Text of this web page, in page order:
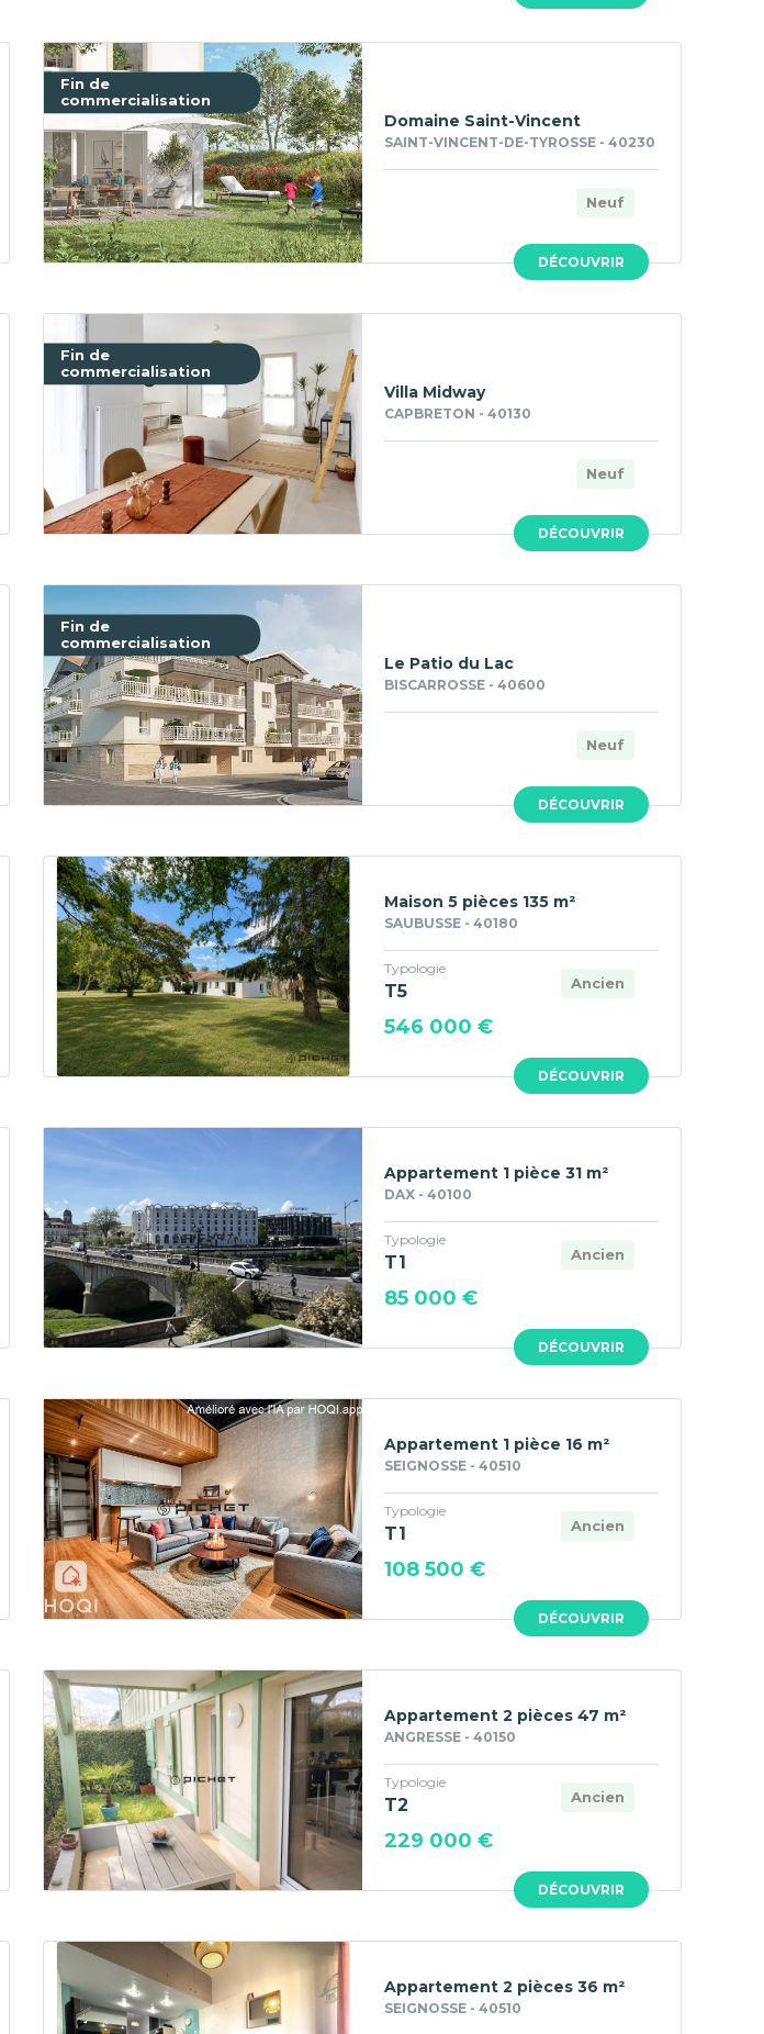
Fin de
commercialisation
DÉCOUVRIR
Domaine Saint-Vincent
SAINT-VINCENT-DE-TYROSSE - 40230
Neuf
Fin de
commercialisation
DÉCOUVRIR
Villa Midway
CAPBRETON - 40130
Neuf
Fin de
commercialisation
DÉCOUVRIR
Le Patio du Lac
BISCARROSSE - 40600
Neuf
DÉCOUVRIR
Maison 5 pièces 135 m²
SAUBUSSE - 40180
Ancien
Typologie
T5
546 000 €
DÉCOUVRIR
Appartement 1 pièce 31 m²
DAX - 40100
Ancien
Typologie
T1
85 000 €
DÉCOUVRIR
Appartement 1 pièce 16 m²
SEIGNOSSE - 40510
Ancien
Typologie
T1
108 500 €
DÉCOUVRIR
Appartement 2 pièces 47 m²
ANGRESSE - 40150
Ancien
Typologie
T2
229 000 €
Appartement 2 pièces 36 m²
SEIGNOSSE - 40510